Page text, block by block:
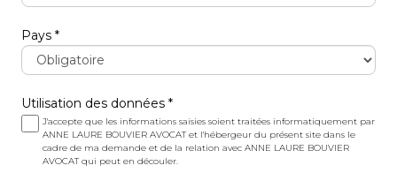
Pays
Utilisation des données
J'accepte que les informations saisies soient traitées informatiquement par
ANNE LAURE BOUVIER AVOCAT et l'hébergeur du présent site dans le
cadre de ma demande et de la relation avec ANNE LAURE BOUVIER
AVOCAT qui peut en découler.